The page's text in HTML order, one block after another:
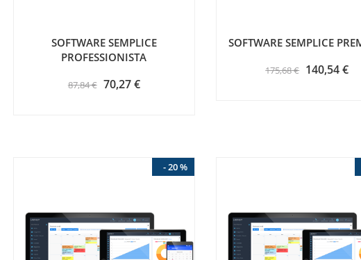
SOFTWARE SEMPLICE
PROFESSIONISTA
87,84 € 70,27 €
SOFTWARE SEMPLICE
175,68 € 140,54 €
- 20 %